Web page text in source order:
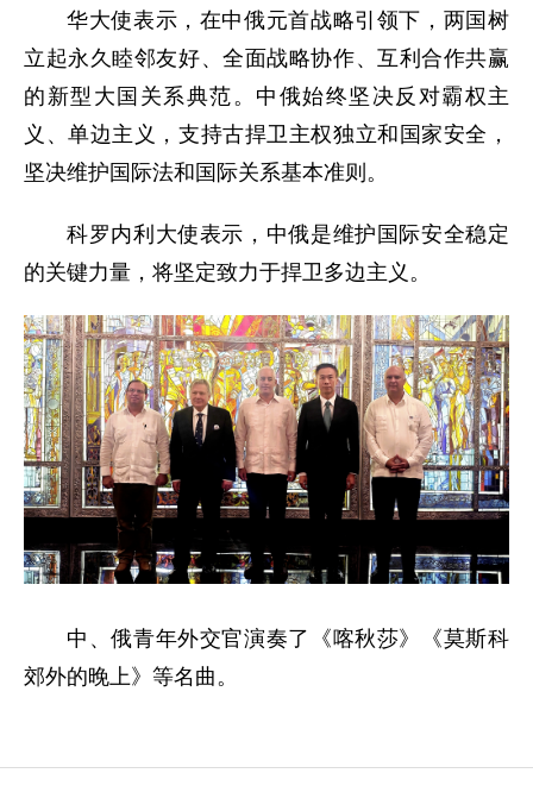
华大使表示，在中俄元首战略引领下，两国树
立起永久睦邻友好、全面战略协作、互利合作共赢
的新型大国关系典范。中俄始终坚决反对霸权主
义、单边主义，支持古捍卫主权独立和国家安全，
坚决维护国际法和国际关系基本准则。
科罗内利大使表示，中俄是维护国际安全稳定
的关键力量，将坚定致力于捍卫多边主义。
中、俄青年外交官演奏了《喀秋莎》《莫斯科
郊外的晚上》等名曲。